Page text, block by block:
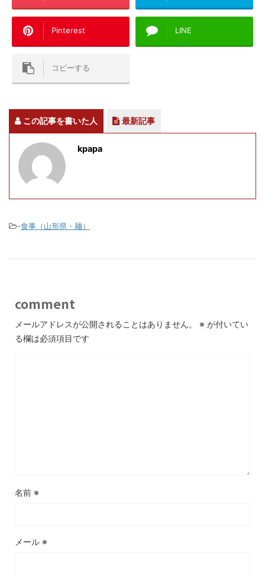
Pinterest LINE
コピーする
この記事を書いた人 最新記事
kpapa
-食事（山形県・麺）
comment
メールアドレスが公開されることはありません。 ※ が付いてい
る欄は必須項目です
名前 ※
メール ※